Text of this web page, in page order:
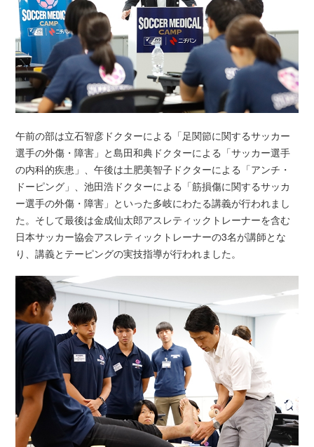
午前の部は立石智彦ドクターによる「足関節に関するサッカー
選手の外傷・障害」と島田和典ドクターによる「サッカー選手
の内科的疾患」、午後は土肥美智子ドクターによる「アンチ・
ドーピング」、池田浩ドクターによる「筋損傷に関するサッカ
ー選手の外傷・障害」といった多岐にわたる講義が行われまし
た。そして最後は金成仙太郎アスレティックトレーナーを含む
日本サッカー協会アスレティックトレーナーの3名が講師とな
り、講義とテーピングの実技指導が行われました。